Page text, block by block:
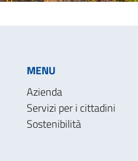
MENU
Azienda
Servizi per i cittadini
Sostenibilità